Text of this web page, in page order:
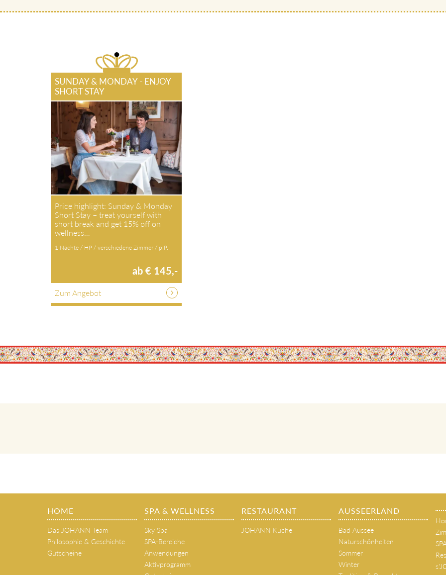
SUNDAY & MONDAY - ENJOY
SHORT STAY
Price highlight: Sunday & Monday
Short Stay – treat yourself with
short break and get 15% off on
wellness…
1 Nächte / HP / verschiedene Zimmer / p.P.
ab € 145,-
Zum Angebot
HOME
Das JOHANN Team
Philosophie & Geschichte
Gutscheine
SPA & WELLNESS
Sky Spa
SPA-Bereiche
Anwendungen
Aktivprogramm
RESTAURANT
JOHANN Küche
AUSSEERLAND
Bad Aussee
Naturschönheiten
Sommer
Winter